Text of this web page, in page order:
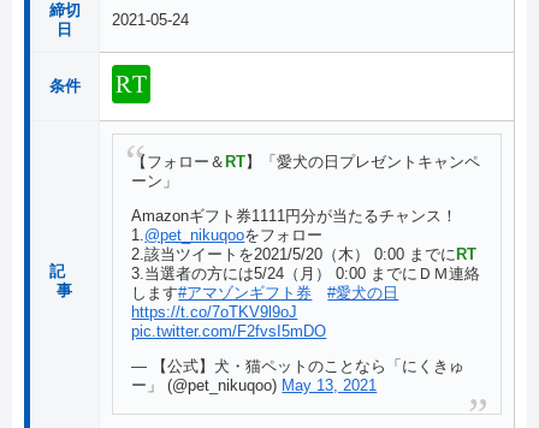
締切
日
2021-05-24
条件
記
事
【フォロー＆ RT】「愛犬の日プレゼントキャンペ
ーン」
Amazonギフト券1111円分が当たるチャンス！
1.@pet_nikuqooをフォロー
2.該当ツイートを2021/5/20（木） 0:00 までに RT
3.当選者の方には5/24（月） 0:00 までにＤＭ連絡
します#アマゾンギフト券
#愛犬の日
https://t.co/7oTKV9l9oJ
pic.twitter.com/F2fvsI5mDO
— 【公式】犬・猫ペットのことなら「にくきゅ
ー」 (@pet_nikuqoo) May 13, 2021